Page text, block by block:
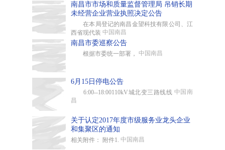
南昌市市场和质量监督管理局 吊销长期
未经营企业营业执照决定公告
在本局登记的南昌金望科技有限公司、江
西省现代装 中国南昌
南昌市委巡察公告
根据市委统一部署， 中国南昌
6月15日停电公告
6:00--18:00110kV城北变三路线线 中国南
昌
关于认定2017年度市级服务业龙头企业
和集聚区的通知
相关附件： 附件1. 中国南昌